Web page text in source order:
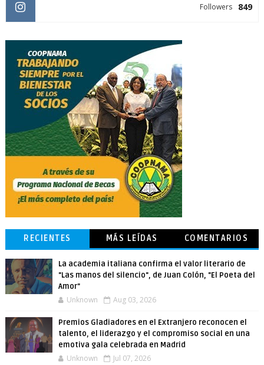
849
Followers
RECIENTES MÁS LEÍDAS COMENTARIOS
La academia italiana confirma el valor literario de
"Las manos del silencio", de Juan Colón, "El Poeta del
Amor"
Unknown Aug 03, 2026
Premios Gladiadores en el Extranjero reconocen el
talento, el liderazgo y el compromiso social en una
emotiva gala celebrada en Madrid
Unknown Jul 07, 2026